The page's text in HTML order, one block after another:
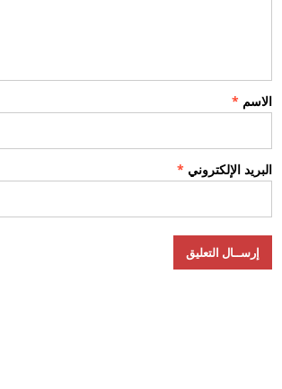
الاسم *
البريد الإلكتروني *